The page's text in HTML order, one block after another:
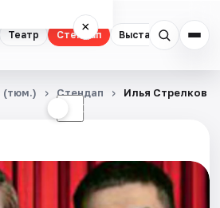
Театр Стендап Выставки
×
☾
(тюм.) Стендап Илья Стрелков